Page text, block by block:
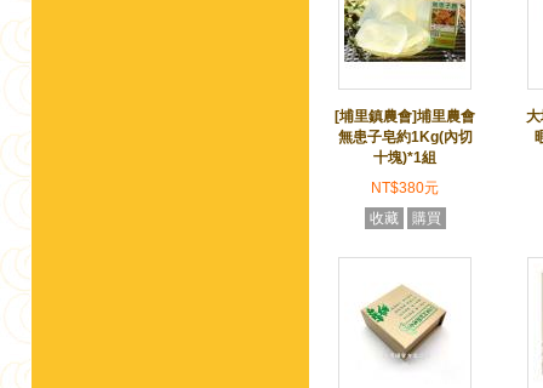
[埔里鎮農會]埔里農會
無患子皂約1Kg(內切
十塊)*1組
NT$380元
收藏
購買